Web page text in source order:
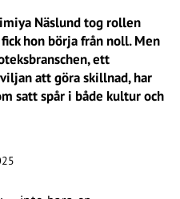
Näslund tog rollen
hon börja från noll. Men
ett
att göra skillnad, har
satt spår i både kultur och